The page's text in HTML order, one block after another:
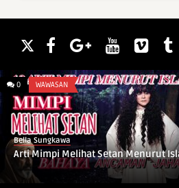
0 WAWASAN
Bella Sungkawa
Arti Mimpi Melihat Setan Menurut